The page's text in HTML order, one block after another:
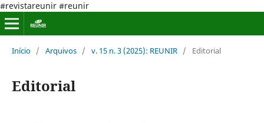
#revistareunir #reunir
Início / Arquivos / v. 15 n. 3 (2025): REUNIR / Editorial
Editorial